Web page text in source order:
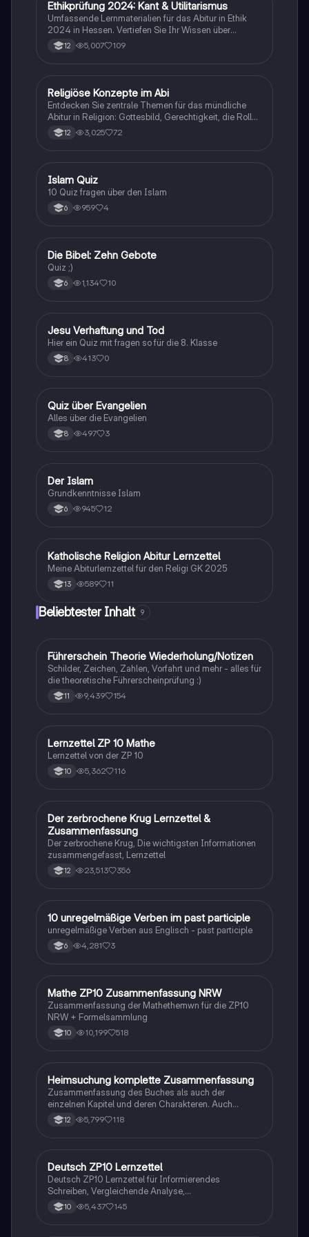
Religion
Ethikprüfung 2024: Kant & Utilitarismus
Umfassende Lernmaterialien für das Abitur in Ethik
2024 in Hessen. Vertiefen Sie Ihr Wissen über
zentrale Theorien wie den Utilitarismus von Bentham
und Mill, Kants kategorischen Imperativ, sowie die
Menschenrechte werden ebenfalls behandelt. Ideal
für die Vorbereitung auf Prüfungen und das
Verständnis ethischer Grundpositionen.
12 5,007 109
Religion
Religiöse Konzepte im Abi
Entdecken Sie zentrale Themen für das mündliche
Abitur in Religion: Gottesbild, Gerechtigkeit, die Rolle
der Kirche, die Lehren Jesu, die Auferstehung und die
Bedeutung von Nächstenliebe. Diese
christlichen Glauben. Ideal für die Vorbereitung auf
Prüfungen und das Verständnis der biblischen Lehren.
12 3,025 72
IReligion
Islam Quiz
10 Quiz fragen über den Islam
6 959 4
DReligion
Die Bibel: Zehn Gebote
Quiz ;)
6 1,134 10
JReligion
Jesu Verhaftung und Tod
Hier ein Quiz mit fragen so für die 8. Klasse
8 413 0
QReligion
Quiz über Evangelien
Alles über die Evangelien
8 497 3
DReligion
Der Islam
Grundkenntnisse Islam
6 945 12
Religion
Katholische Religion Abitur Lernzettel
Meine Abiturlernzettel für den Religi GK 2025
13 589 11
Beliebtester Inhalt 9
Lerntipps
Führerschein Theorie Wiederholung/Notizen
Schilder, Zeichen, Zahlen, Vorfahrt und mehr - alles für
die theoretische Führerscheinprüfung :)
11 9,439 154
Mathe
Lernzettel ZP 10 Mathe
Lernzettel von der ZP 10
10 5,362 116
Deutsch
Der zerbrochene Krug Lernzettel &
Zusammenfassung
Der zerbrochene Krug, Die wichtigsten Informationen
zusammengefasst, Lernzettel
12 23,513 356
1 Englisch
10 unregelmäßige Verben im past participle
unregelmäßige Verben aus Englisch - past participle
6 4,281 3
Mathe
Mathe ZP10 Zusammenfassung NRW
Zusammenfassung der Mathethemwn für die ZP10
NRW + Formelsammlung
10 10,199 518
Deutsch
Heimsuchung komplette Zusammenfassung
Zusammenfassung des Buches als auch der
einzelnen Kapitel und deren Charakteren. Auch
tabellarisch. Im Unterricht ohne KI erstellt
12 5,799 118
Deutsch
Deutsch ZP10 Lernzettel
Deutsch ZP10 Lernzettel für Informierendes
Schreiben, Vergleichende Analyse,
Sachtexte/Roman/Gedicht..
10 5,437 145